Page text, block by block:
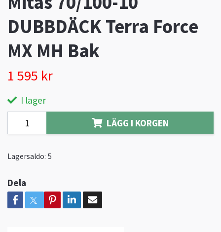
DUBBDÄCK Terra Force
MX MH Bak
1 595 kr
I lager
LÄGG I KORGEN
Lagersaldo: 5
Dela